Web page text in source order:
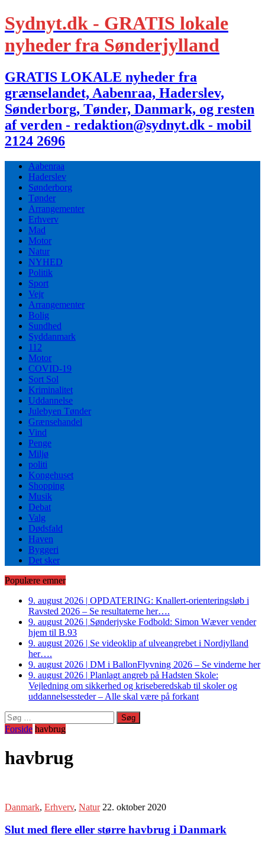
Sydnyt.dk - GRATIS lokale
nyheder fra Sønderjylland
GRATIS LOKALE nyheder fra
grænselandet, Aabenraa, Haderslev,
Sønderborg, Tønder, Danmark, og resten
af verden - redaktion@sydnyt.dk - mobil
2124 2696
Aabenraa
Haderslev
Sønderborg
Tønder
Arrangementer
Erhverv
Mad
Motor
Natur
NYHED
Politik
Sport
Vejr
Arrangementer
Bolig
Sundhed
Syddanmark
112
Motor
COVID-19
Sort Sol
Kriminalitet
Uddannelse
Julebyen Tønder
Grænsehandel
Vind
Penge
Miljø
politi
Kongehuset
Shopping
Musik
Debat
Valg
Dødsfald
Haven
Byggeri
Det sker
Populære emner
9. august 2026 | OPDATERING: Knallert-orienteringsløb i
Ravsted 2026 – Se resultaterne her….
9. august 2026 | Sønderjyske Fodbold: Simon Wæver vender
hjem til B.93
9. august 2026 | Se videoklip af ulveangrebet i Nordjylland
her….
9. august 2026 | DM i BallonFlyvning 2026 – Se vinderne her
9. august 2026 | Planlagt angreb på Hadsten Skole:
Vejledning om sikkerhed og kriseberedskab til skoler og
uddannelsessteder – Alle skal være på forkant
Søg
efter:
Forside havbrug
havbrug
Danmark, Erhverv, Natur 22. oktober 2020
Slut med flere eller større havbrug i Danmark